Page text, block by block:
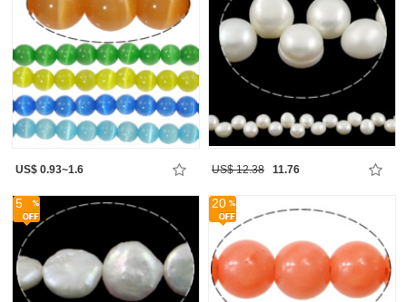
US$ 0.93~1.6 US$ 12.38 11.76
5 20